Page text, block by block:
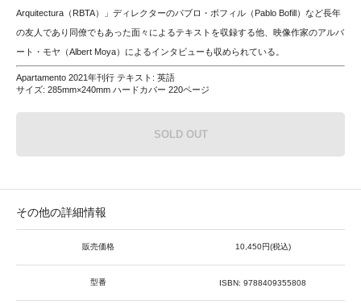
Arquitectura（RBTA）」ディレクターのパブロ・ボフィル（Pablo Bofill）など長年
の友人であり同僚でもあった面々によるテキストを収録する他、映像作家のアルバ
ート・モヤ（Albert Moya）によるインタビューも収められている。
Apartamento 2021年刊行 テキスト: 英語
サイズ: 285mm×240mm ハードカバー 220ページ
SOLD OUT
その他の詳細情報
販売価格 10,450円(税込)
型番 ISBN: 9788409355808